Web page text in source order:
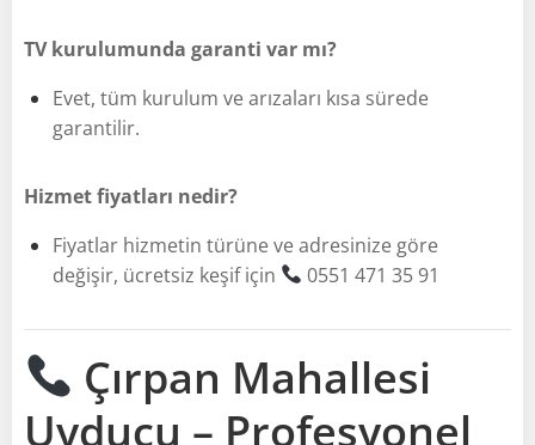
TV kurulumunda garanti var mı?
Evet, tüm kurulum ve arızaları kısa sürede
garantilir.
Hizmet fiyatları nedir?
Fiyatlar hizmetin türüne ve adresinize göre
değişir, ücretsiz keşif için
0551 471 35 91
Çırpan Mahallesi
Uyducu – Profesyonel